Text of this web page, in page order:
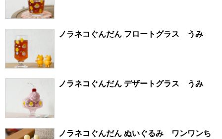
ノラネコぐんだん フロートグラス うみ
ノラネコぐんだん デザートグラス うみ
ノラネコぐんだん ぬいぐるみ ワンワンち